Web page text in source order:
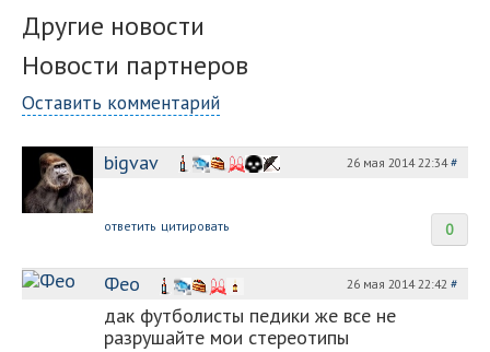
Другие новости
Новости партнеров
Оставить комментарий
bigvav 26 мая 2014 22:34#
0
ответить цитировать
Фео 26 мая 2014 22:42 #
дак футболисты педики же все не
разрушайте мои стереотипы